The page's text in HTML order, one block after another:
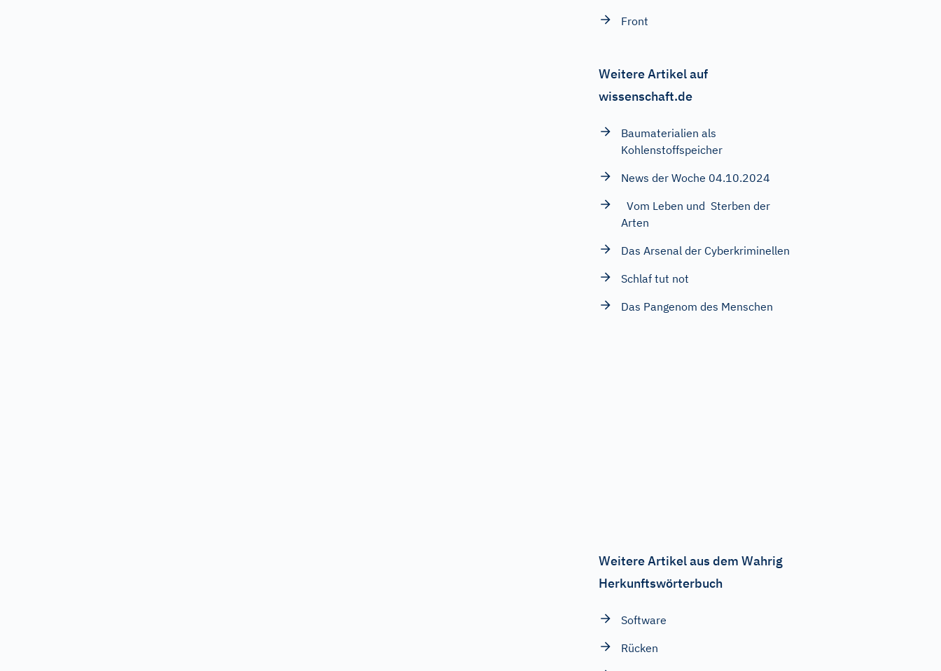
Front
Weitere Artikel auf
wissenschaft.de
Baumaterialien als
Kohlenstoffspeicher
News der Woche 04.10.2024
Vom Leben und Sterben der
Arten
Das Arsenal der Cyberkriminellen
Schlaf tut not
Das Pangenom des Menschen
Weitere Artikel aus dem Wahrig
Herkunftswörterbuch
Software
Rücken